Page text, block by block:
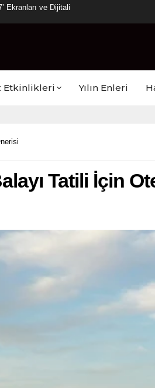
Ekranları ve Dijitali
Etkinlikleri Yılın Enleri
Tatili İçin